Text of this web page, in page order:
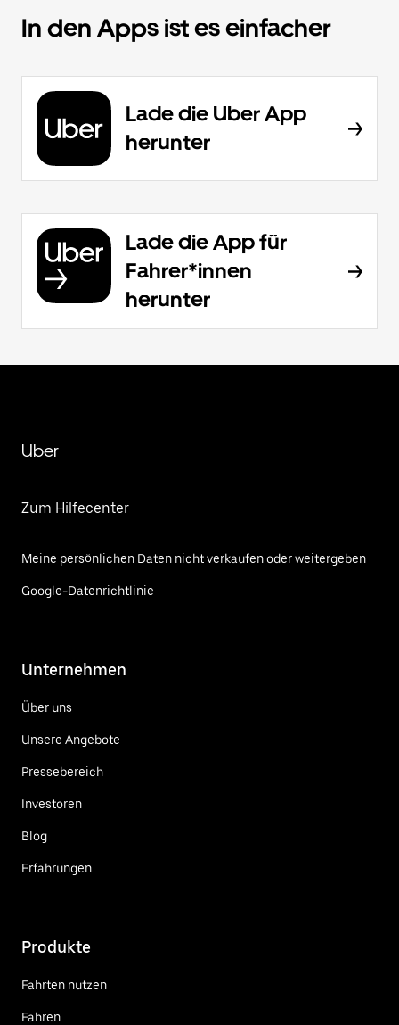
In den Apps ist es einfacher
Lade die Uber App
herunter
Lade die App für
Fahrer*innen
herunter
Uber
Zum Hilfecenter
Meine persönlichen Daten nicht verkaufen oder weitergeben
Google-Datenrichtlinie
Unternehmen
Über uns
Unsere Angebote
Pressebereich
Investoren
Blog
Erfahrungen
Produkte
Fahrten nutzen
Fahren